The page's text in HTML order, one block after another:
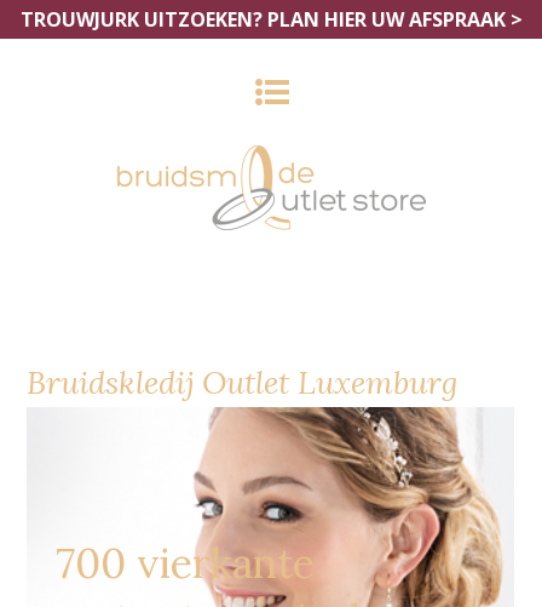
TROUWJURK UITZOEKEN? PLAN HIER UW AFSPRAAK >
Bruidskledij Outlet Luxemburg
700 vierkante